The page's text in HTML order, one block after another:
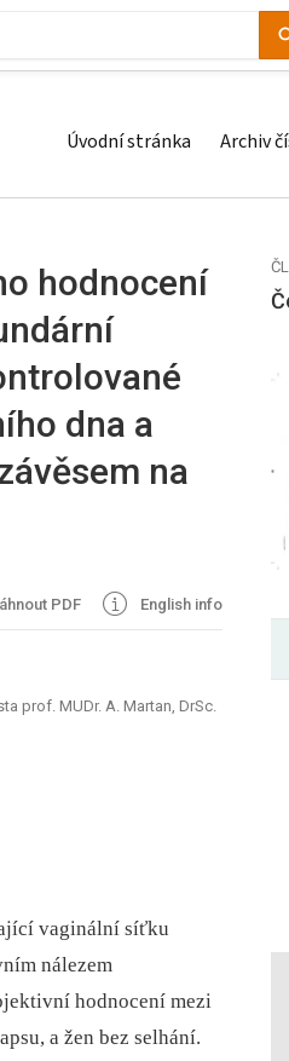
Úvodní stránka Archiv
hodnocení
dna a
na
PDF English info
prof. MUDr. A. Martan, DrSc.
vaginální síťku
nálezem
hodnocení mezi
a žen bez selhání.